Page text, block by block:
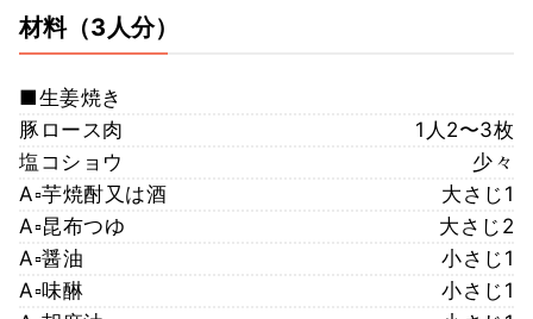
材料（3人分）
■生姜焼き
豚ロース肉
1人2〜3枚
塩コショウ
少々
A▫️芋焼酎又は酒
大さじ1
A▫️昆布つゆ
大さじ2
A▫️醤油
小さじ1
A▫️味醂
小さじ1